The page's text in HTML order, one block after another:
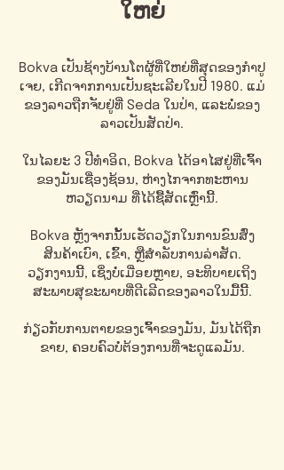
ໃຫຍ່
Bokva ເປັນຊ້າງບ້ານໂຕຜູ້ທີ່ໃຫຍ່ທີ່ສຸດຂອງກໍາປູ
ເຈຍ, ເກີດຈາກການເປັນຊະເລີຍໃນປີ 1980. ແມ່
ຂອງລາວຖືກຈັບຢູ່ທີ່ Seda ໃນປ່າ, ແລະພໍ່ຂອງ
ລາວເປັນສັດປ່າ.
ໃນ​ໄລຍະ 3 ປີ​ທຳ​ອິດ, Bokva ໄດ້​ອາ​ໄສ​ຢູ່​ທີ່​ເຈົ້າ​
ຂອງ​ມັນ​ເຊື່ອງ​ຊ້ອນ, ຫ່າງ​ໄກ​ຈາກ​ທະຫານ​
ຫວຽດນາມ ທີ່​ໄດ້​ຊື້​ສັດ​ເຫຼົ່າ​ນີ້.
Bokva ຫຼັງຈາກນັ້ນເຮັດວຽກໃນການຂົນສົ່ງ
ສິນຄ້າເບົາ, ເຂົ້າ, ຫຼືສໍາລັບການລ່າສັດ.
ວຽກງານນີ້, ເຊິ່ງບໍ່ເມື່ອຍຫຼາຍ, ອະທິບາຍເຖິງ
ສະພາບສຸຂະພາບທີ່ດີເລີດຂອງລາວໃນມື້ນີ້.
ກ່ຽວກັບການຕາຍຂອງເຈົ້າຂອງມັນ, ມັນໄດ້ຖືກ
ຂາຍ, ຄອບຄົວບໍ່ຕ້ອງການທີ່ຈະດູແລມັນ.